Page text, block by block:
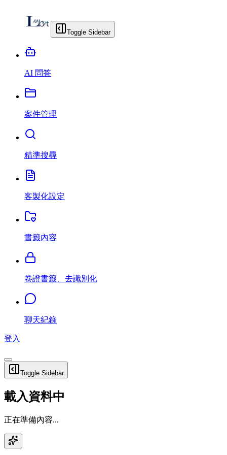
Toggle Sidebar
AI 問答
案件管理
精準搜尋
客製化設定
書籤內容
卷證書籤、去識別化
聊天紀錄
登入
Toggle Sidebar
載入資料中
正在準備內容...